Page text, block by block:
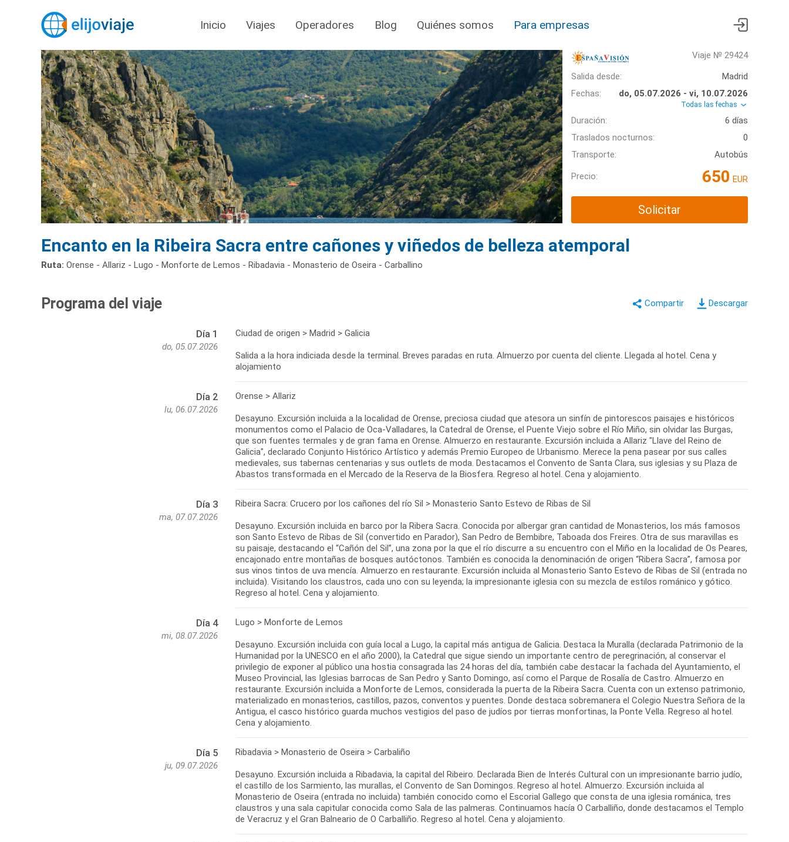
Inicio Viajes Operadores Blog Quiénes somos Para empresas
Viaje № 29424
Salida desde:
Madrid
Fechas:
do, 05.07.2026 - vi, 10.07.2026
Todas las fechas
Duración:
6 días
Traslados nocturnos:
0
Transporte:
Autobús
Precio: 650 EUR
Solicitar
Encanto en la Ribeira Sacra entre cañones y viñedos de belleza atemporal
Ruta: Orense - Allariz - Lugo - Monforte de Lemos - Ribadavia - Monasterio de Oseira - Carballino
Descargar
Programa del viaje
Día 1
do, 05.07.2026
Ciudad de origen > Madrid > Galicia
Salida a la hora indiciada desde la terminal. Breves paradas en ruta. Almuerzo por cuenta del cliente. Llegada al hotel. Cena y
alojamiento
Día 2
lu, 06.07.2026
Orense > Allariz
Desayuno. Excursión incluida a la localidad de Orense, preciosa ciudad que atesora un sinfín de pintorescos paisajes e históricos
monumentos como el Palacio de Oca-Valladares, la Catedral de Orense, el Puente Viejo sobre el Río Miño, sin olvidar las Burgas,
que son fuentes termales y de gran fama en Orense. Almuerzo en restaurante. Excursión incluida a Allariz "Llave del Reino de
Galicia", declarado Conjunto Histórico Artístico y además Premio Europeo de Urbanismo. Merece la pena pasear por sus calles
medievales, sus tabernas centenarias y sus outlets de moda. Destacamos el Convento de Santa Clara, sus iglesias y su Plaza de
Abastos transformada en el Mercado de la Reserva de la Biosfera. Regreso al hotel. Cena y alojamiento.
Día 3
ma, 07.07.2026
Ribeira Sacra: Crucero por los cañones del río Sil > Monasterio Santo Estevo de Ribas de Sil
Desayuno. Excursión incluida en barco por la Ribera Sacra. Conocida por albergar gran cantidad de Monasterios, los más famosos
son Santo Estevo de Ribas de Sil (convertido en Parador), San Pedro de Bembibre, Taboada dos Freires. Otra de sus maravillas es
su paisaje, destacando el “Cañón del Sil”, una zona por la que el río discurre a su encuentro con el Miño en la localidad de Os Peares,
encajonado entre montañas de bosques autóctonos. También es conocida la denominación de origen “Ribera Sacra”, famosa por
sus vinos tintos de uva mencía. Almuerzo en restaurante. Excursión incluida al Monasterio Santo Estevo de Ribas de Sil (entrada no
incluida). Visitando los claustros, cada uno con su leyenda; la impresionante iglesia con su mezcla de estilos románico y gótico.
Regreso al hotel. Cena y alojamiento.
Día 4
mi, 08.07.2026
Lugo > Monforte de Lemos
Desayuno. Excursión incluida con guía local a Lugo, la capital más antigua de Galicia. Destaca la Muralla (declarada Patrimonio de la
Humanidad por la UNESCO en el año 2000), la Catedral que sigue siendo un importante centro de peregrinación, al conservar el
privilegio de exponer al público una hostia consagrada las 24 horas del día, también cabe destacar la fachada del Ayuntamiento, el
Museo Provincial, las Iglesias barrocas de San Pedro y Santo Domingo, así como el Parque de Rosalía de Castro. Almuerzo en
restaurante. Excursión incluida a Monforte de Lemos, considerada la puerta de la Ribeira Sacra. Cuenta con un extenso patrimonio,
materializado en monasterios, castillos, pazos, conventos y puentes. Donde destaca sobremanera el Colegio Nuestra Señora de la
Antigua, el casco histórico guarda muchos vestigios del paso de judíos por tierras monfortinas, la Ponte Vella. Regreso al hotel.
Día 5
ju, 09.07.2026
Ribadavia > Monasterio de Oseira > Carbaliño
Desayuno. Excursión incluida a Ribadavia, la capital del Ribeiro. Declarada Bien de Interés Cultural con un impresionante barrio judío,
el castillo de los Sarmiento, las murallas, el Convento de San Domingos. Regreso al hotel. Almuerzo. Excursión incluida al
Monasterio de Oseira (entrada no incluida) también conocido como el Escorial Gallego que consta de una iglesia románica, tres
claustros y una sala capitular conocida como Sala de las palmeras. Continuamos hacía O Carballiño, donde destacamos el Templo
de Veracruz y el Gran Balneario de O Carballiño. Regreso al hotel. Cena y alojamiento.